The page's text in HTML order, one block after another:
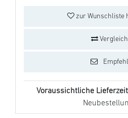
zur Wunschliste
Voraussichtliche